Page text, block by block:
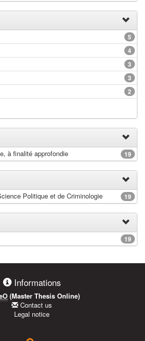
5
4
3
3
2
19
à finalité approfondie
19
Politique et de Criminologie
19
Informations
(Master Thesis Online)
Contact us
Legal notice